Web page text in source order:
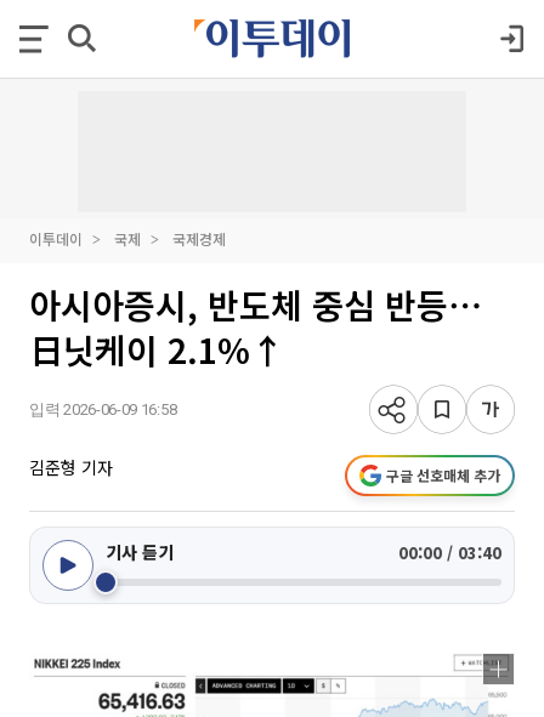
이투데이 국제 국제경제
아시아증시, 반도체 중심 반등⋯
日닛케이 2.1%↑
입력 2026-06-09 16:58
김준형 기자 구글 선호매체 추가
기사 듣기 00:00 / 03:40